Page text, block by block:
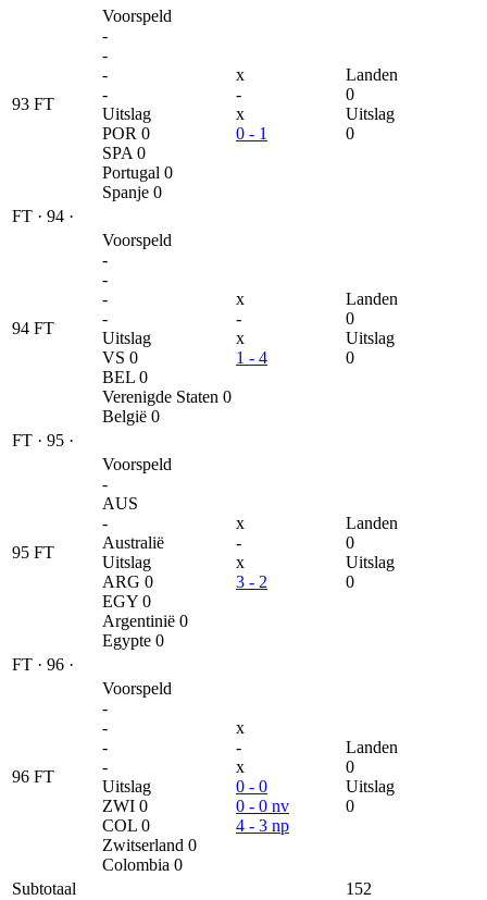
93 FT
Voorspeld
-
-
-
-
Uitslag
POR 0
SPA 0
Portugal 0
Spanje 0
x
-
x
0 - 1
Landen
0
Uitslag
0
FT · 94 ·
94 FT
Voorspeld
-
-
-
-
Uitslag
VS 0
BEL 0
Verenigde Staten 0
België 0
x
-
x
1 - 4
Landen
0
Uitslag
0
FT · 95 ·
95 FT
Voorspeld
-
AUS
-
Australië
Uitslag
ARG 0
EGY 0
Argentinië 0
Egypte 0
x
-
x
3 - 2
Landen
0
Uitslag
0
FT · 96 ·
96 FT
Voorspeld
-
-
-
-
Uitslag
ZWI 0
COL 0
Zwitserland 0
Colombia 0
x
-
x
0 - 0
0 - 0 nv
4 - 3 np
Landen
0
Uitslag
0
Subtotaal
152